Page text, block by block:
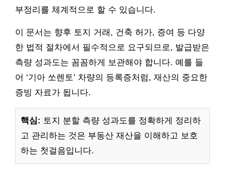
부정리를 체계적으로 할 수 있습니다.
이 문서는 향후 토지 거래, 건축 허가, 증여 등 다양
한 법적 절차에서 필수적으로 요구되므로, 발급받은
측량 성과도는 꼼꼼하게 보관해야 합니다. 예를 들
어 ‘기아 쏘렌토’ 차량의 등록증처럼, 재산의 중요한
증빙 자료가 됩니다.
핵심: 토지 분할 측량 성과도를 정확하게 정리하
고 관리하는 것은 부동산 재산을 이해하고 보호
하는 첫걸음입니다.